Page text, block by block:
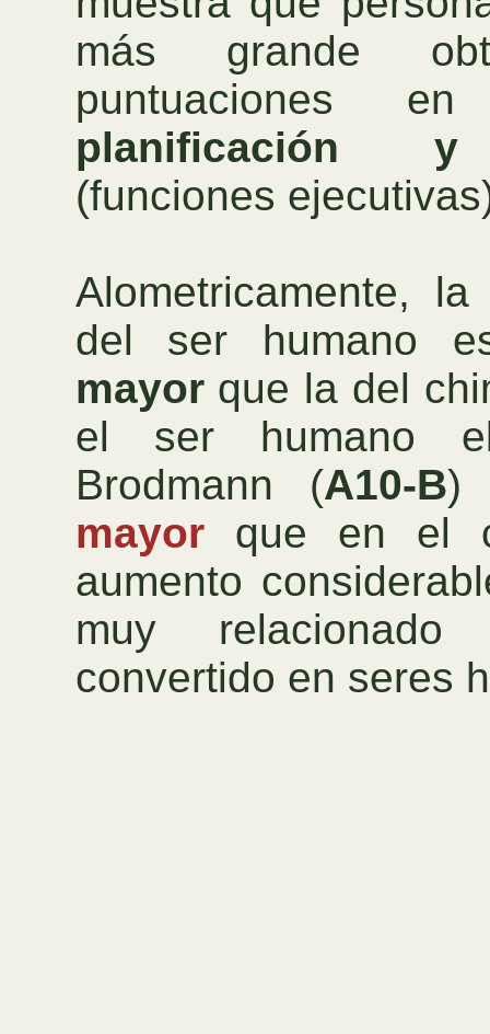
más grande
puntuaciones
planificación y
(funciones
Alometricamente,
del ser humano
mayorque la del
el ser humano
Brodmann (A10-B)
mayorque en el
aumento
muy
convertido en seres